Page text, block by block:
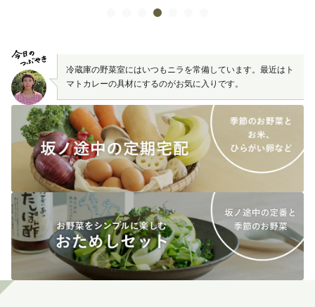
冷蔵庫の野菜室にはいつもニラを常備しています。最近はト
マトカレーの具材にするのがお気に入りです。